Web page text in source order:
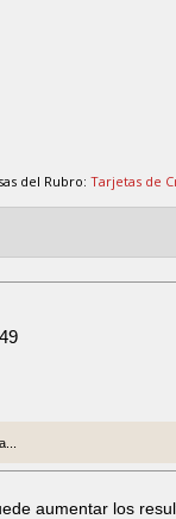
del Rubro:Tarjetas de
aumentar los